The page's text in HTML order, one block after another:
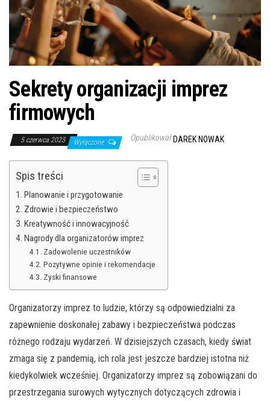
Sekrety organizacji imprez
firmowych
5 czerwca 2023 Wyłączone Opublikował DAREK NOWAK
Spis treści
Planowanie i przygotowanie
Zdrowie i bezpieczeństwo
Kreatywność i innowacyjność
Nagrody dla organizatorów imprez
Zadowolenie uczestników
Pozytywne opinie i rekomendacje
Zyski finansowe
Organizatorzy imprez to ludzie, którzy są odpowiedzialni za
zapewnienie doskonałej zabawy i bezpieczeństwa podczas
różnego rodzaju wydarzeń. W dzisiejszych czasach, kiedy świat
zmaga się z pandemią, ich rola jest jeszcze bardziej istotna niż
kiedykolwiek wcześniej. Organizatorzy imprez są zobowiązani do
przestrzegania surowych wytycznych dotyczących zdrowia i